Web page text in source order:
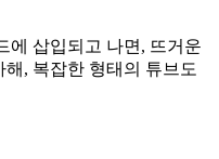
에 삽입되고 나면, 뜨거운
, 복잡한 형태의 튜브도